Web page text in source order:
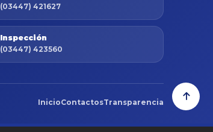
(03447) 421627
Inspección
(03447) 423560
InicioContactosTransparencia